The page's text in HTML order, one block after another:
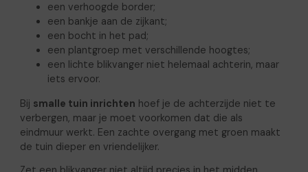
een verhoogde border;
een bankje aan de zijkant;
een bocht in het pad;
een plantgroep met verschillende hoogtes;
een lichte blikvanger niet helemaal achterin, maar
iets ervoor.
Bij smalle tuin inrichten hoef je de achterzijde niet te
verbergen, maar je moet voorkomen dat die als
eindmuur werkt. Een zachte overgang met groen maakt
de tuin dieper en vriendelijker.